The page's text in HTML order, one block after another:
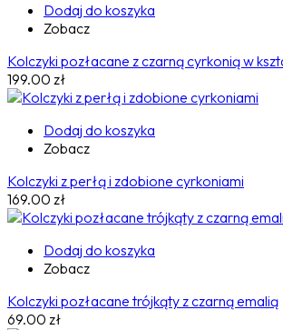
Dodaj do koszyka
Zobacz
Kolczyki pozłacane z czarną cyrkonią w
199.00 zł
Dodaj do koszyka
Zobacz
Kolczyki z perłą i zdobione cyrkoniami
169.00 zł
Dodaj do koszyka
Zobacz
Kolczyki pozłacane trójkąty z czarną emalią
69.00 zł